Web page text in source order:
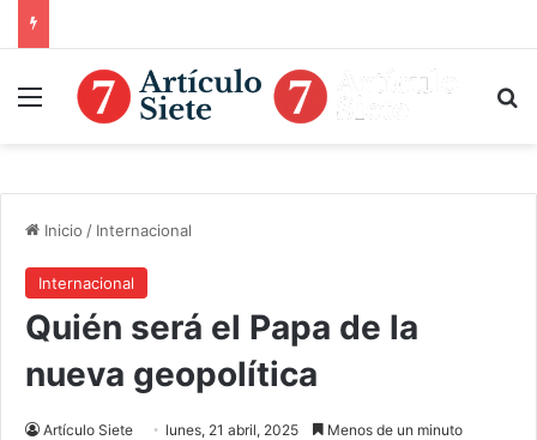
Menú
Inicio / Internacional
Internacional
Quién será el Papa de la
nueva geopolítica
Artículo Siete lunes, 21 abril, 2025 Menos de un minuto